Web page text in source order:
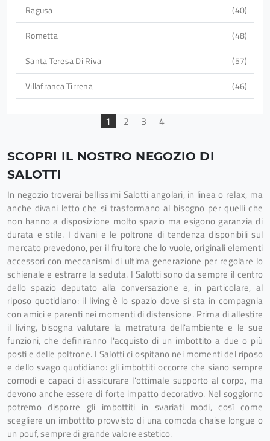
Ragusa
40
Rometta
48
Santa Teresa Di Riva
57
Villafranca Tirrena
46
1 2 3 4
SCOPRI IL NOSTRO NEGOZIO DI
SALOTTI
In negozio troverai bellissimi Salotti angolari, in linea o relax, ma
anche divani letto che si trasformano al bisogno per quelli che
non hanno a disposizione molto spazio ma esigono garanzia di
durata e stile. I divani e le poltrone di tendenza disponibili sul
mercato prevedono, per il fruitore che lo vuole, originali elementi
accessori con meccanismi di ultima generazione per regolare lo
schienale e estrarre la seduta. I Salotti sono da sempre il centro
dello spazio deputato alla conversazione e, in particolare, al
riposo quotidiano: il living è lo spazio dove si sta in compagnia
con amici e parenti nei momenti di distensione. Prima di allestire
il living, bisogna valutare la metratura dell'ambiente e le sue
funzioni, che definiranno l'acquisto di un imbottito a due o più
posti e delle poltrone. I Salotti ci ospitano nei momenti del riposo
e dello svago quotidiano: gli imbottiti occorre che siano sempre
comodi e capaci di assicurare l'ottimale supporto al corpo, ma
devono anche essere di forte impatto decorativo. Nel soggiorno
potremo disporre gli imbottiti in svariati modi, così come
scegliere un imbottito provvisto di una comoda chaise longue o
un pouf, sempre di grande valore estetico.